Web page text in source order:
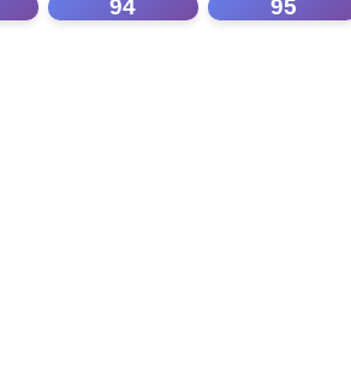
94 95